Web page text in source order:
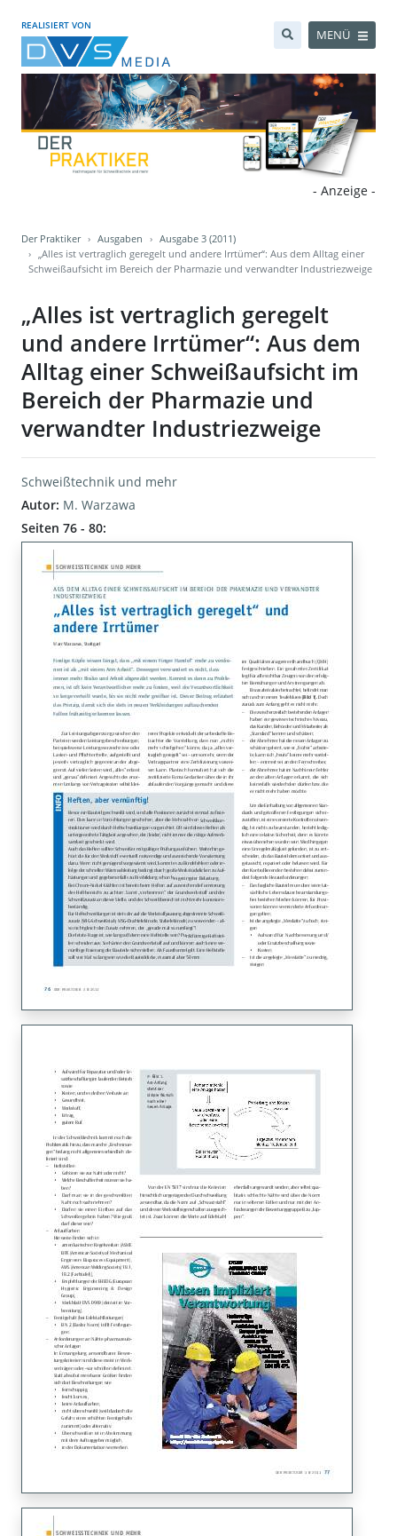
REALISIERT VON
MENÜ
- Anzeige -
Der Praktiker Ausgaben
Ausgabe 3 (2011)
„Alles ist vertraglich geregelt und andere Irrtümer“: Aus dem Alltag einer
Schweißaufsicht im Bereich der Pharmazie und verwandter Industriezweige
„Alles ist vertraglich geregelt
und andere Irrtümer“: Aus dem
Alltag einer Schweißaufsicht im
Bereich der Pharmazie und
verwandter Industriezweige
Schweißtechnik und mehr
Autor: M. Warzawa
Seiten 76 - 80: